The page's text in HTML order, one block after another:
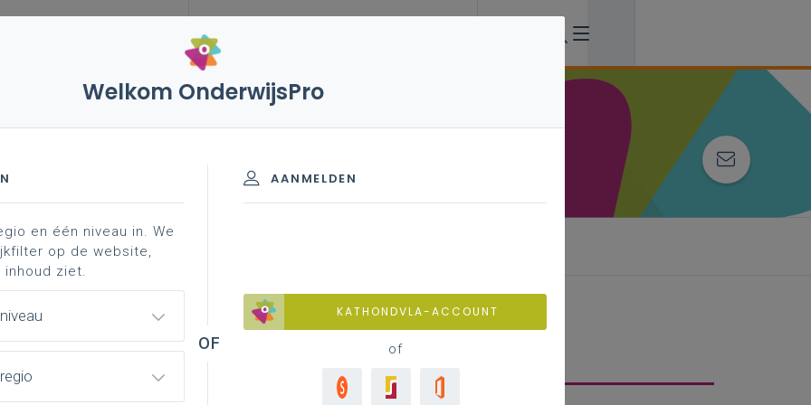
vakken en leerplannen 3de graad
A-finaliteit
achtergrond
afgewerkte versie van het leerplan
Welkom OnderwijsPro
AANMELDEN
KATHONDVLA-ACCOUNT
of
en één niveau in. We
op de website,
ziet.